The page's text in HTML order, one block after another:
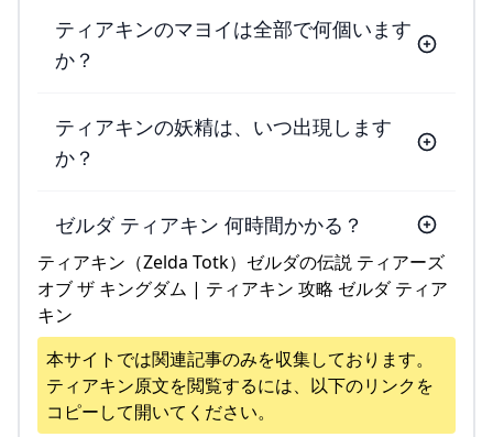
ティアキンのマヨイは全部で何個います
か？
ティアキンの妖精は、いつ出現します
か？
ゼルダ ティアキン 何時間かかる？
ティアキン（Zelda Totk）ゼルダの伝説 ティアーズ
オブ ザ キングダム | ティアキン 攻略 ゼルダ ティア
キン
本サイトでは関連記事のみを収集しております。
ティアキン原文を閲覧するには、以下のリンクを
コピーして開いてください。